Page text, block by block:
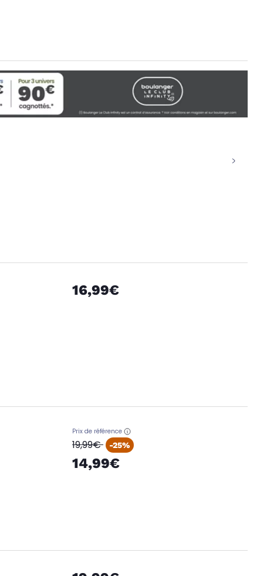
16,99€
Prix de référence
oldPrice
19,99€ -25%
14,99€